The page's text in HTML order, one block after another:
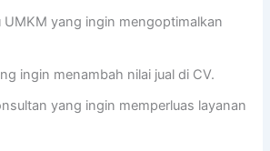
UMKM yang ingin mengoptimalkan
ingin menambah nilai jual di CV.
yang ingin memperluas layanan